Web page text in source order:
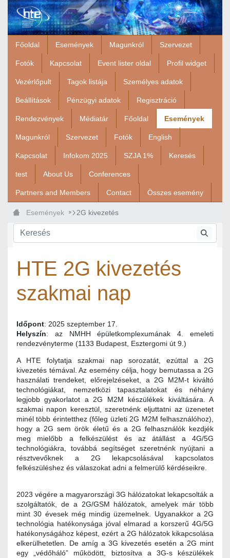
Ugrás a fő tartalomhoz
Főoldal Események Magunkról Szervezet
Fotók Kapcsolat Event lister oldal Profil widget
Vezérlőpult Tagok listája Személyes adatok
Beállítások Pénzügyi adatok Regisztráció
Rendezvények Médiatár Főoldal Események
Magunkról Szervezet Fotók English
Kapcsolat Infokom 2025 SZJA 1% Keresés
test About Us Conferences
Partners and Members Contact Összes esemény
Események 2G kivezetés
HTE 2G kivezetés
szakmai nap
Időpont: 2025 szeptember 17.
Helyszín: az NMHH épületkomplexumának 4. emeleti
rendezvényterme (1133 Budapest, Esztergomi út 9.)
A HTE folytatja szakmai nap sorozatát, ezúttal a 2G
kivezetés témával. Az esemény célja, hogy bemutassa a 2G
használati trendeket, előrejelzéseket, a 2G M2M-t kiváltó
technológiákat, nemzetközi tapasztalatokat és néhány
legjobb gyakorlatot a 2G M2M készülékek kiváltására. A
szakmai napon keresztül, szeretnénk eljuttatni az üzenetet
minél több érintetthez (főleg üzleti 2G M2M felhasználóhoz),
hogy a 2G sem örök életű és a 2G felhasználók kezdjék
meg mielőbb a felkészülést és az átállást a 4G/5G
technológiákra, továbbá segítséget szeretnénk nyújtani a
résztvevőknek a 2G lekapcsolásával kapcsolatos
felkészüléshez és válaszokat adni a felmerülő kérdéseikre.
2023 végére a magyarországi 3G hálózatokat lekapcsolták a
szolgáltatók, de a 2G/GSM hálózatok, amelyek már több
mint 30 évesek még mindig üzemelnek. Ugyanakkor a 2G
technológia hatékonysága jóval elmarad a korszerű 4G/5G
hatékonyságához képest, ezért a 2G hálózatok kikapcsolása
elkerülhetetlen. De amíg a 3G kivezetés esetén a 2G mint
egy „védőháló” működött, biztosítva a 3G-s készülékek